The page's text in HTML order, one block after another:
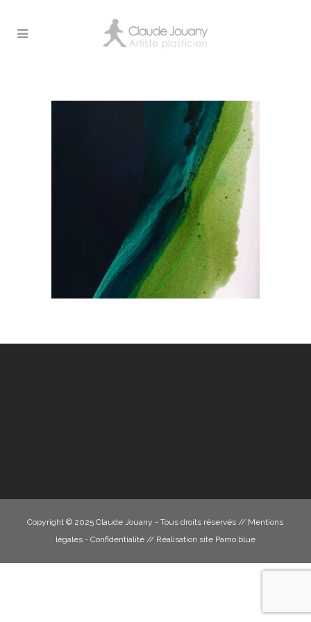
2
Copyright © 2025 Claude Jouany - Tous droits réservés // Mentions
légales - Confidentialité// Réalisation site Pamo.blue